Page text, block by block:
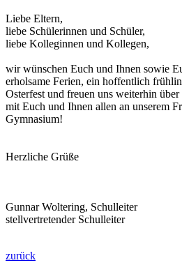
Liebe Eltern,
liebe Schülerinnen und Schüler,
liebe Kolleginnen und Kollegen,
wir wünschen Euch und Ihnen sowie
erholsame Ferien, ein hoffentlich
Osterfest und freuen uns weiterhin
mit Euch und Ihnen allen an unserem
Gymnasium!
Herzliche Grüße
Gunnar Woltering, Schulleiter
stellvertretender Schulleiter
zurück